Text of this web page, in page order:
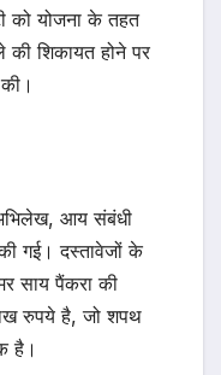
को योजना के तहत
की शिकायत होने पर
आय संबंधी
गई। दस्तावेजों के
साय पैंकरा की
रुपये है, जो शपथ
है।